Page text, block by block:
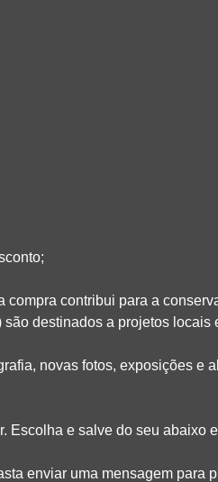
compra contribui para a
destinados a projetos locais
novas fotos, exposições e
e salve do seu abaixo
enviar uma mensagem para